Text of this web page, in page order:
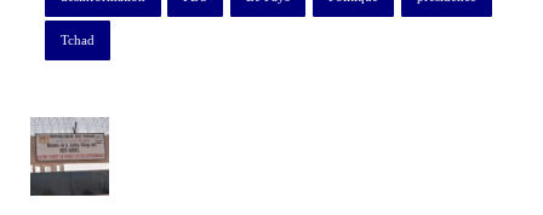
Tchad